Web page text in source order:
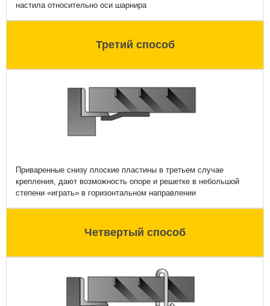
настила относительно оси шарнира
Третий способ
Приваренные снизу плоские пластины в третьем случае
крепления, дают возможность опоре и решетке в небольшой
степени «играть» в горизонтальном направлении
Четвертый способ